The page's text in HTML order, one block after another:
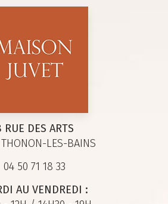
RUE DES ARTS
LES-BAINS
04 50 71 18 33
AU VENDREDI :